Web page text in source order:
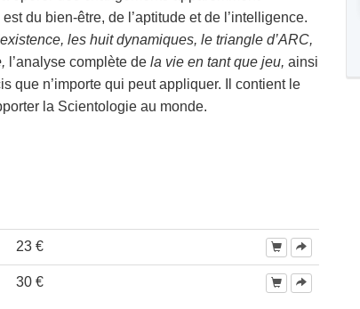
du bien-être, de l’aptitude et de l’intelligence.
les huit dynamiques, le triangle d’ARC,
l’analyse complète de la vie en tant que jeu, ainsi
que n’importe qui peut appliquer. Il contient le
la Scientologie au monde.
23 €
30 €